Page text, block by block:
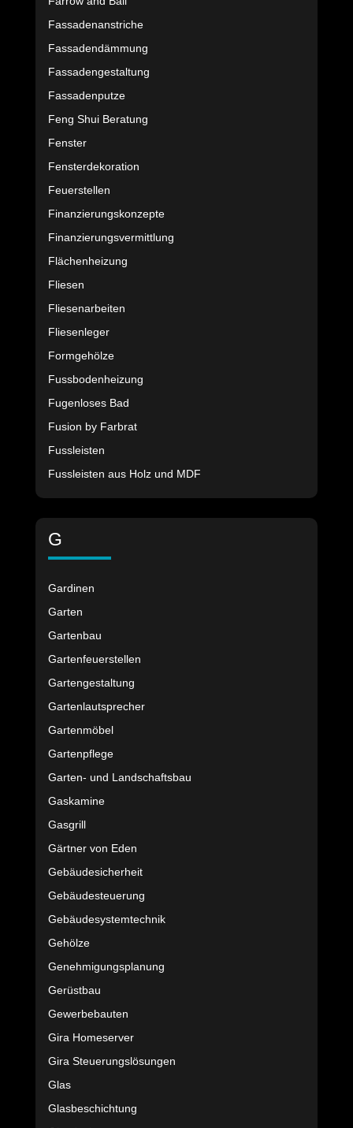
Fassadenanstriche
Fassadendämmung
Fassadengestaltung
Fassadenputze
Feng Shui Beratung
Fenster
Fensterdekoration
Feuerstellen
Finanzierungskonzepte
Finanzierungsvermittlung
Flächenheizung
Fliesen
Fliesenarbeiten
Fliesenleger
Formgehölze
Fussbodenheizung
Fugenloses Bad
Fusion by Farbrat
Fussleisten
Fussleisten aus Holz und MDF
G
Gardinen
Garten
Gartenbau
Gartenfeuerstellen
Gartengestaltung
Gartenlautsprecher
Gartenmöbel
Gartenpflege
Garten- und Landschaftsbau
Gaskamine
Gasgrill
Gärtner von Eden
Gebäudesicherheit
Gebäudesteuerung
Gebäudesystemtechnik
Gehölze
Genehmigungsplanung
Gerüstbau
Gewerbebauten
Gira Homeserver
Gira Steuerungslösungen
Glas
Glasbeschichtung